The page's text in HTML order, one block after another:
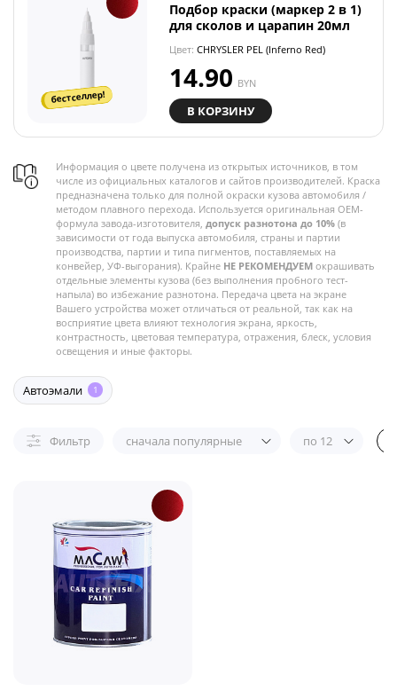
бестселлер!
Подбор краски (маркер 2 в 1)
для сколов и царапин 20мл
Цвет: CHRYSLER PEL (Inferno Red)
14.90 BYN
В КОРЗИНУ
Информация о цвете получена из открытых источников, в том
числе из официальных каталогов и сайтов производителей. Краска
предназначена только для полной окраски кузова автомобиля /
методом плавного перехода. Используется оригинальная OEM-
формула завода-изготовителя, допуск разнотона до 10% (в
зависимости от года выпуска автомобиля, страны и партии
производства, партии и типа пигментов, поставляемых на
конвейер, УФ-выгорания). Крайне НЕ РЕКОМЕНДУЕМ окрашивать
отдельные элементы кузова (без выполнения пробного тест-
напыла) во избежание разнотона. Передача цвета на экране
Вашего устройства может отличаться от реальной, так как на
восприятие цвета влияют технология экрана, яркость,
контрастность, цветовая температура, отражения, блеск, условия
освещения и иные факторы.
Автоэмали 1
Фильтр сначала популярные по 12